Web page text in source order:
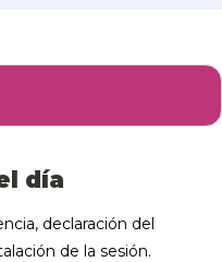
día
declaración del
de la sesión.